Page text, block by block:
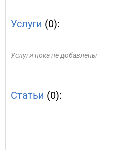
Услуги (0):
Услуги пока не добавлены
Статьи (0):